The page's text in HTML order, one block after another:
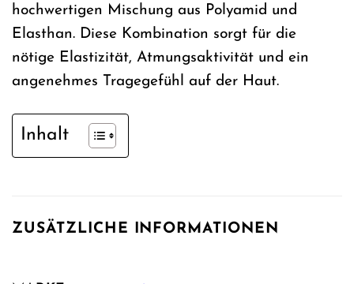
hochwertigen Mischung aus Polyamid und
Elasthan. Diese Kombination sorgt für die
nötige Elastizität, Atmungsaktivität und ein
angenehmes Tragegefühl auf der Haut.
Inhalt
ZUSÄTZLICHE INFORMATIONEN